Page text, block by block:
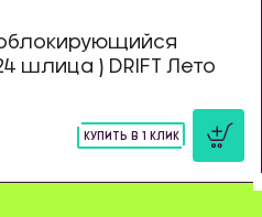
шлица ) DRIFT Лето
КУПИТЬ В 1 КЛИК